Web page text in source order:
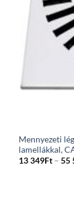
Mennyezeti
lamellákkal,
13 349Ft – 55